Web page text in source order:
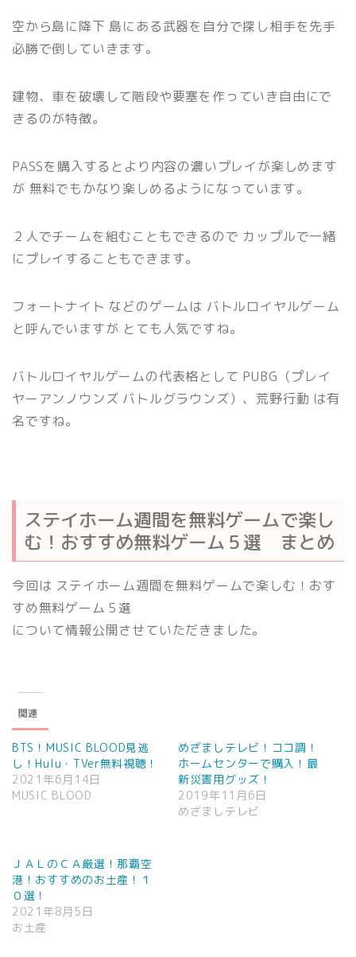
空から島に降下 島にある武器を自分で探し相手を先手
必勝で倒していきます。
建物、車を破壊して階段や要塞を作っていき自由にで
きるのが特徴。
PASSを購入するとより内容の濃いプレイが楽しめます
が 無料でもかなり楽しめるようになっています。
２人でチームを組むこともできるので カップルで一緒
にプレイすることもできます。
フォートナイト などのゲームは バトルロイヤルゲーム
と呼んでいますが とても人気ですね。
バトルロイヤルゲームの代表格として PUBG（プレイ
ヤーアンノウンズ バトルグラウンズ）、荒野行動 は有
名ですね。
ステイホーム週間を無料ゲームで楽し
む！おすすめ無料ゲーム５選 まとめ
今回は ステイホーム週間を無料ゲームで楽しむ！おす
すめ無料ゲーム５選
について情報公開させていただきました。
関連
BTS！MUSIC BLOOD見逃
し！Hulu・TVer無料視聴！
2021年6月14日
MUSIC BLOOD
めざましテレビ！ココ調！
ホームセンターで購入！最
新災害用グッズ！
2019年11月6日
めざましテレビ
ＪＡＬのＣＡ厳選！那覇空
港！おすすめのお土産！１
０選！
2021年8月5日
お土産